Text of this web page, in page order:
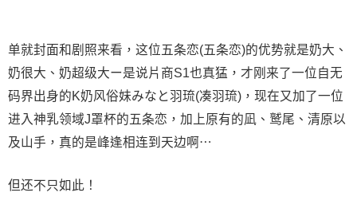
单就封面和剧照来看，这位五条恋(五条恋)的优势就是奶大、
奶很大、奶超级大ー是说片商S1也真猛，才刚来了一位自无
码界出身的K奶风俗妹みなと羽琉(凑羽琉)，现在又加了一位
进入神乳领域J罩杯的五条恋，加上原有的凪、鹫尾、清原以
及山手，真的是峰逢相连到天边啊⋯
但还不只如此！